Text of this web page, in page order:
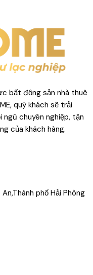
bất động sản nhà thuê
quý khách sẽ trải
chuyên nghiệp, tận
của khách hàng.
phố Hải Phòng